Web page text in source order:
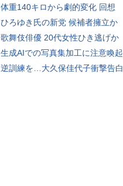
体重140キロから劇的変化 回想
ひろゆき氏の新党 候補者擁立か
歌舞伎俳優 20代女性ひき逃げか
生成AIでの写真集加工に注意喚起
逆訓練を…大久保佳代子衝撃告白